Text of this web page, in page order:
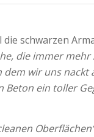
schwarzen
die immer
wir uns
ein toller